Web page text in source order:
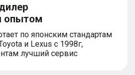
опытом
по японским стандартам
и Lexus с 1998г,
лучший сервис